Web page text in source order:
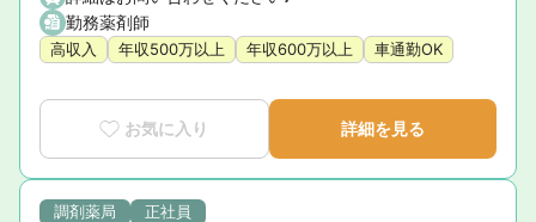
勤務薬剤師
高収入 年収500万以上 年収600万以上 車通勤OK
お気に入り 詳細を見る
調剤薬局 正社員